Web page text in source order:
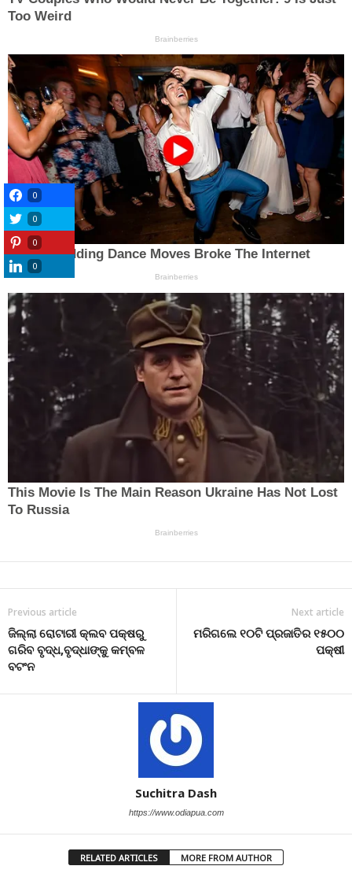
Previous article
ଜିଲ୍ଲା ରୋଟାରୀ କ୍ଲବ ପକ୍ଷରୁ
ଗରିବ ବୃଦ୍ଧ,ବୃଦ୍ଧାଙ୍କୁ କମ୍ବଳ
ବଟଂନ
Next article
ମରିଗଲେ ୧୦ଟି ପ୍ରଜାତିର ୧୫୦୦
ପକ୍ଷୀ
Suchitra Dash
https://www.odiapua.com
RELATED ARTICLES MORE FROM AUTHOR
0
0
0
0